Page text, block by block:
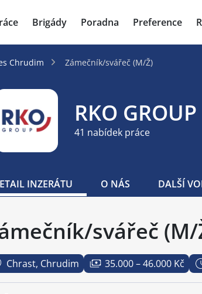
Brigády Poradna Preference
Chrudim Zámečník/svářeč (M/Ž)
RKO GROUP
41 nabídek práce
INZERÁTU O NÁS DALŠÍ
svářeč (M/
Chrast, Chrudim 35.000 – 46.000 Kč